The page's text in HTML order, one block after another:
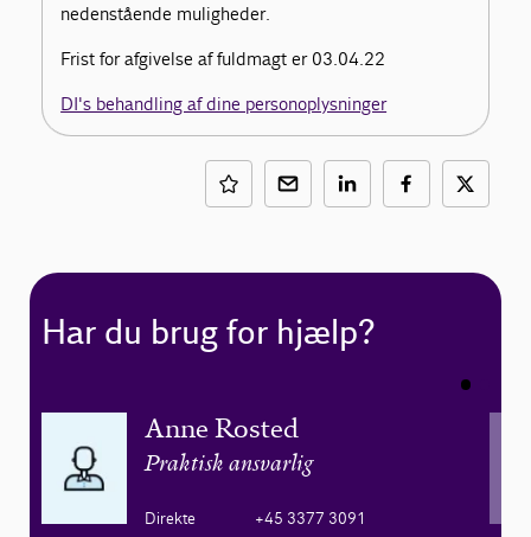
nedenstående muligheder.
Frist for afgivelse af fuldmagt er 03.04.22
DI's behandling af dine personoplysninger
Har du brug for hjælp?
Anne Rosted
Praktisk ansvarlig
Direkte
+45 3377 3091